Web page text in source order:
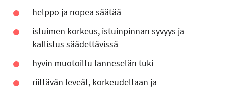
helppo ja nopea säätää
istuimen korkeus, istuinpinnan syvyys ja
kallistus säädettävissä
hyvin muotoiltu lanneselän tuki
riittävän leveät, korkeudeltaan ja